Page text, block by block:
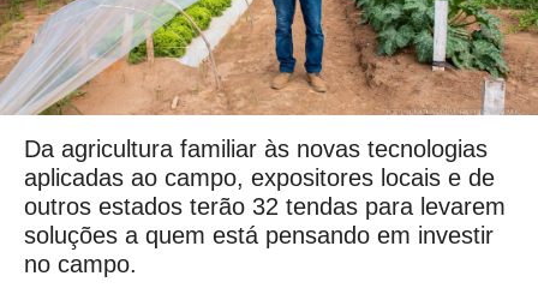
Da agricultura familiar às novas tecnologias
aplicadas ao campo, expositores locais e de
outros estados terão 32 tendas para levarem
soluções a quem está pensando em investir
no campo.